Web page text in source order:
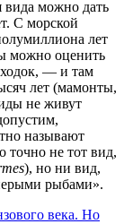
вида можно дать
С морской
лет
можно оценить
— и там
лет (мамонты,
не живут
называют
не тот вид,
), но ни вид,
рыбами».
века. Но